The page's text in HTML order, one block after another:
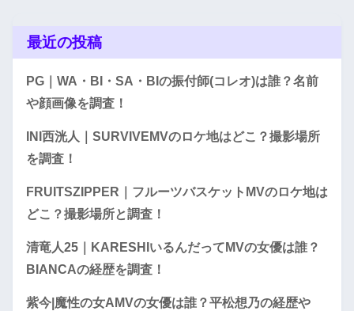
最近の投稿
PG｜WA・BI・SA・BIの振付師(コレオ)は誰？名前
や顔画像を調査！
INI西洸人｜SURVIVEMVのロケ地はどこ？撮影場所
を調査！
FRUITSZIPPER｜フルーツバスケットMVのロケ地は
どこ？撮影場所と調査！
清竜人25｜KARESHIいるんだってMVの女優は誰？
BIANCAの経歴を調査！
紫今|魔性の女AMVの女優は誰？平松想乃の経歴や